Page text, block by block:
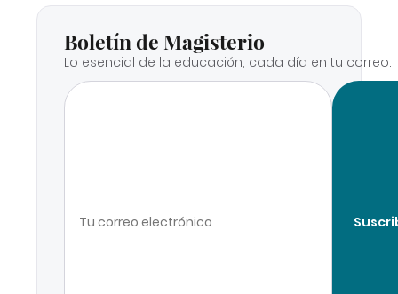
Boletín de Magisterio
Lo esencial de la educación, cada día en tu correo.